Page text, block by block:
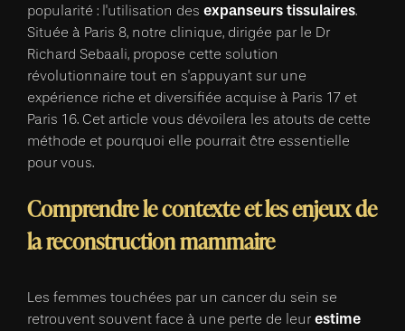
popularité : l'utilisation des expanseurs tissulaires.
Située à Paris 8, notre clinique, dirigée par le Dr
Richard Sebaali, propose cette solution
révolutionnaire tout en s'appuyant sur une
expérience riche et diversifiée acquise à Paris 17 et
Paris 16. Cet article vous dévoilera les atouts de cette
méthode et pourquoi elle pourrait être essentielle
pour vous.
Comprendre le contexte et les enjeux de
la reconstruction mammaire
Les femmes touchées par un cancer du sein se
retrouvent souvent face à une perte de leur estime